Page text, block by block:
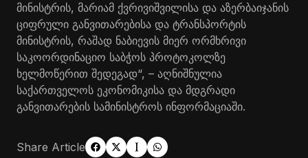
მინისტრის, მარიამ ქვრივიშვილისა და აზერბაიჯანის
ციფრული განვითარებისა და ტრანსპორტის
მინისტრის, რაშად ნაბიევის მიერ ორმხრივი
საკოორდინაციო საბჭოს პროტოკოლზე
ხელმოწერით შედეგად“, – აღნიშნულია
საქართველოს ეკონომიკისა და მდგრადი
განვითარების სამინისტროს ინფორმაციაში.
Share Article